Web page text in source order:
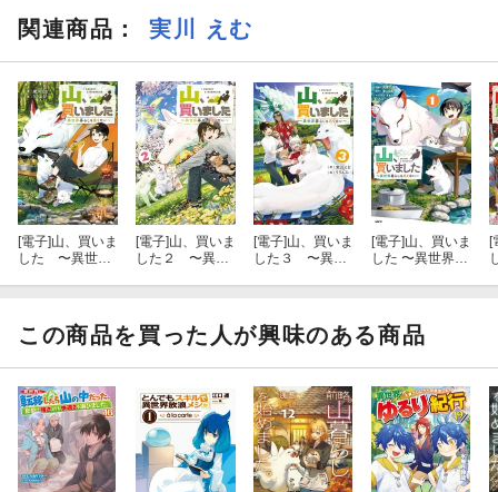
関連商品 ： 実川 えむ
[電子]山、買いま
した 〜異世界
[電子]山、買いま
した２ 〜異世
[電子]山、買いま
した３ 〜異世
[電子]山、買いま
した 〜異世界暮
[
この商品を買った人が興味のある商品